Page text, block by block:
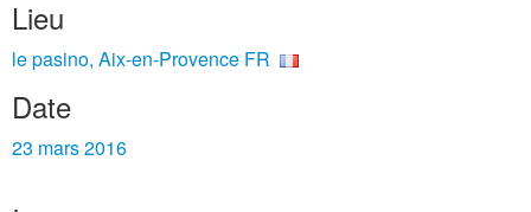
Lieu
le pasino, Aix-en-Provence FR
Date
23 mars 2016